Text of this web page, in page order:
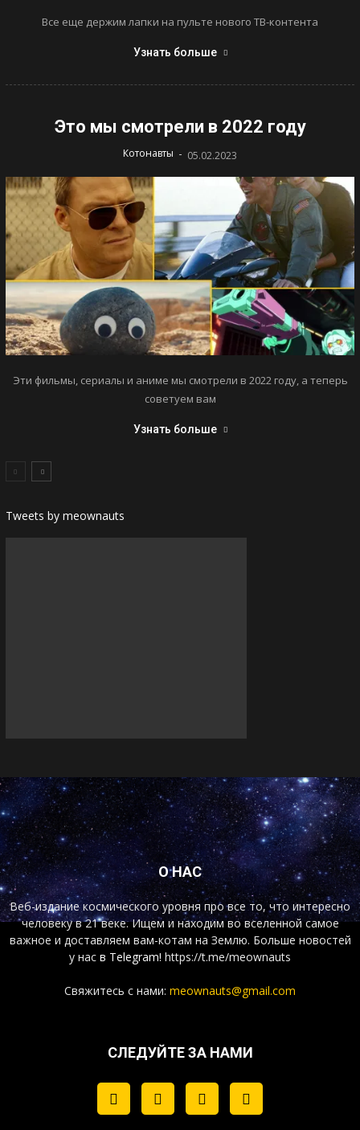
Все еще держим лапки на пульте нового ТВ-контента
Узнать больше
Это мы смотрели в 2022 году
Котонавты - 05.02.2023
Эти фильмы, сериалы и аниме мы смотрели в 2022 году, а теперь
советуем вам
Узнать больше
Tweets by meownauts
О НАС
Веб-издание космического уровня про все то, что интересно
человеку в 21 веке. Ищем и находим во вселенной самое
важное и доставляем вам-котам на Землю. Больше новостей
у нас в Telegram! https://t.me/meownauts
Свяжитесь с нами: meownauts@gmail.com
СЛЕДУЙТЕ ЗА НАМИ